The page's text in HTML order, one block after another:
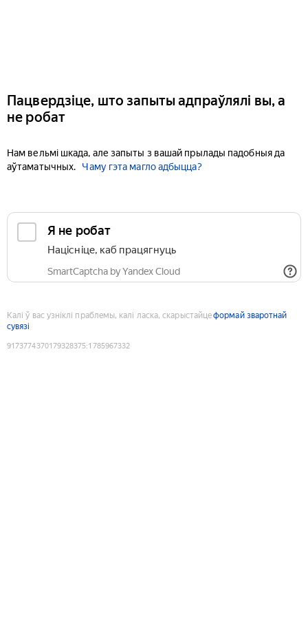
Пацвердзіце, што запыты адпраўлялі вы, а
не робат
Нам вельмі шкада, але запыты з вашай прылады падобныя да
аўтаматычных.
Чаму гэта магло адбыцца?
Я не робат
Націсніце, каб працягнуць
SmartCaptcha by Yandex Cloud
Калі ў вас узніклі праблемы, калі ласка, скарыстайцеформай зваротнай
сувязі
9173774370179328375:1785967332